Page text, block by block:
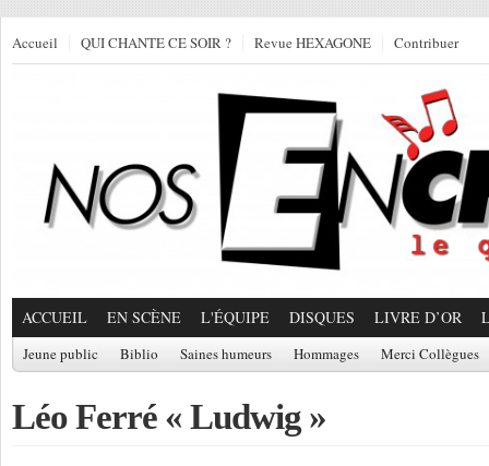
Accueil QUI CHANTE CE SOIR ? Revue HEXAGONE Contribuer
ACCUEIL EN SCÈNE L'ÉQUIPE DISQUES LIVRE D’OR
Jeune public Biblio Saines humeurs Hommages Merci Collègues
Léo Ferré « Ludwig »